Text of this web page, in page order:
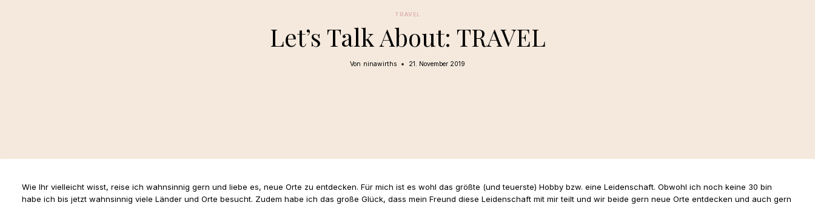
TRAVEL
Let’s Talk About: TRAVEL
Von ninawirths 21. November 2019
Wie Ihr vielleicht wisst, reise ich wahnsinnig gern und liebe es, neue Orte zu entdecken. Für mich ist es wohl das größte (und teuerste) Hobby bzw. eine Leidenschaft. Obwohl ich noch keine 30 bin
habe ich bis jetzt wahnsinnig viele Länder und Orte besucht. Zudem habe ich das große Glück, dass mein Freund diese Leidenschaft mit mir teilt und wir beide gern neue Orte entdecken und auch gern